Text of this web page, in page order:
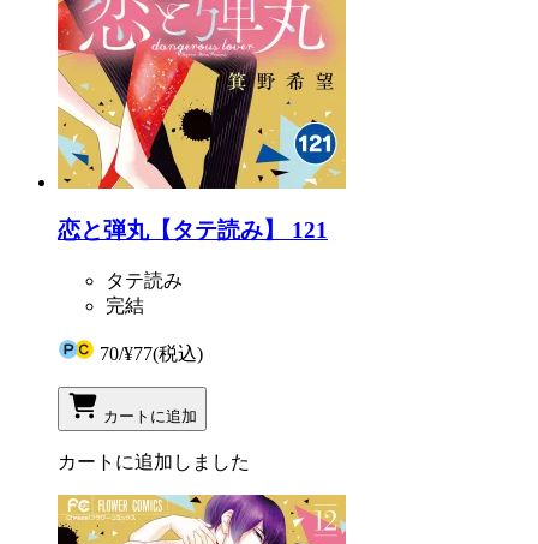
恋と弾丸【タテ読み】 121
タテ読み
完結
70/¥77(税込)
カートに追加
カートに追加しました